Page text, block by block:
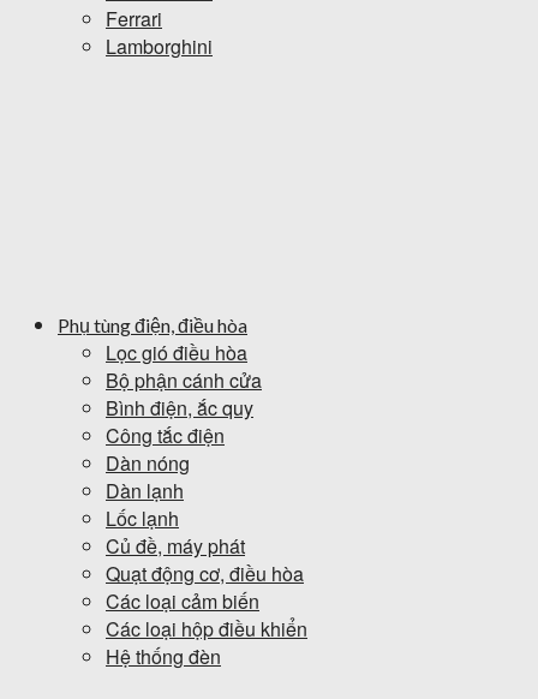
Ferrari
Lamborghini
Phụ tùng điện, điều hòa
Lọc gió điều hòa
Bộ phận cánh cửa
Bình điện, ắc quy
Công tắc điện
Dàn nóng
Dàn lạnh
Lốc lạnh
Củ đề, máy phát
Quạt động cơ, điều hòa
Các loại cảm biến
Các loại hộp điều khiển
Hệ thống đèn